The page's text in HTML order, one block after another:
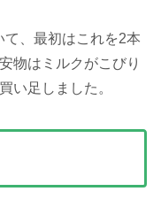
、最初はこれを2本
物はミルクがこびり
い足しました。